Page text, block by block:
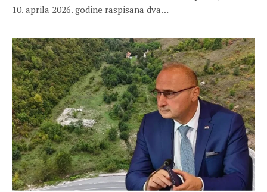
10. aprila 2026. godine raspisana dva…